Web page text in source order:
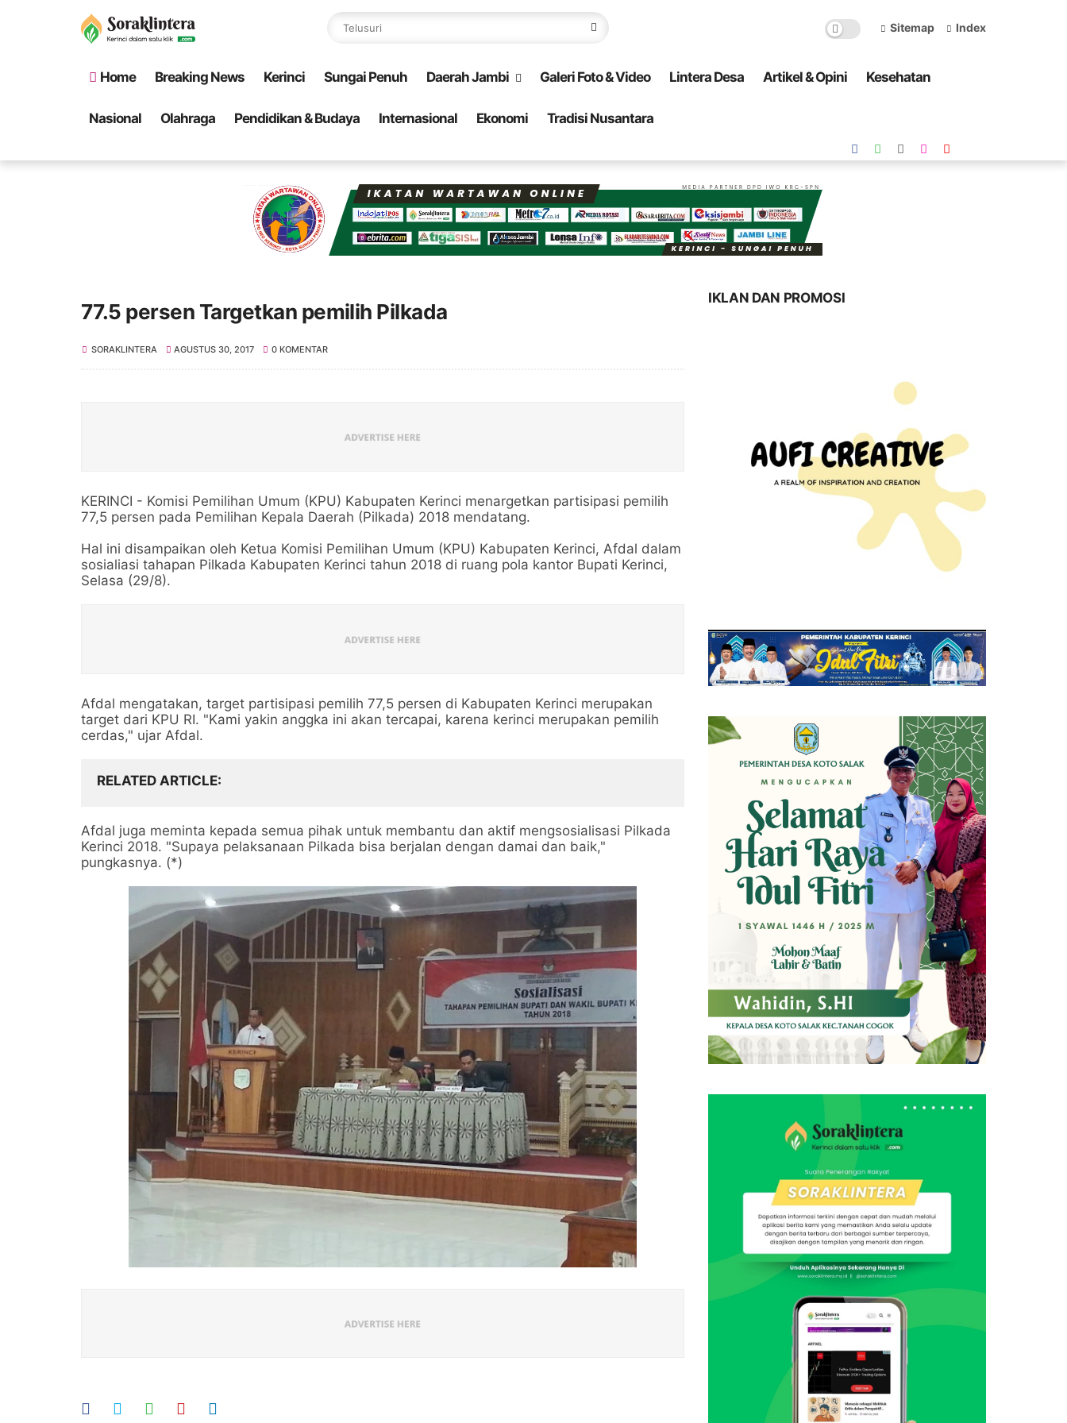
Sitemap Index
Home Breaking News Kerinci Sungai Penuh Daerah Jambi Galeri Foto & Video Lintera Desa Artikel & Opini Kesehatan
Nasional Olahraga Pendidikan & Budaya Internasional Ekonomi Tradisi Nusantara
77.5 persen Targetkan pemilih Pilkada
SORAKLINTERA AGUSTUS 30, 2017 0 KOMENTAR
KERINCI - Komisi Pemilihan Umum (KPU) Kabupaten Kerinci menargetkan partisipasi pemilih
77,5 persen pada Pemilihan Kepala Daerah (Pilkada) 2018 mendatang.
Hal ini disampaikan oleh Ketua Komisi Pemilihan Umum (KPU) Kabupaten Kerinci, Afdal dalam
sosialiasi tahapan Pilkada Kabupaten Kerinci tahun 2018 di ruang pola kantor Bupati Kerinci,
Selasa (29/8).
Afdal mengatakan, target partisipasi pemilih 77,5 persen di Kabupaten Kerinci merupakan
target dari KPU RI. "Kami yakin anggka ini akan tercapai, karena kerinci merupakan pemilih
cerdas," ujar Afdal.
RELATED ARTICLE
Afdal juga meminta kepada semua pihak untuk membantu dan aktif mengsosialisasi Pilkada
Kerinci 2018. "Supaya pelaksanaan Pilkada bisa berjalan dengan damai dan baik,"
pungkasnya. (*)
IKLAN DAN PROMOSI